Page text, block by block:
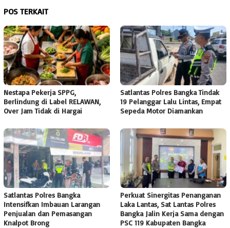
POS TERKAIT
Nestapa Pekerja SPPG,
Berlindung di Label RELAWAN,
Over Jam Tidak di Hargai
Satlantas Polres Bangka Tindak
19 Pelanggar Lalu Lintas, Empat
Sepeda Motor Diamankan
Satlantas Polres Bangka
Intensifkan Imbauan Larangan
Penjualan dan Pemasangan
Knalpot Brong
Perkuat Sinergitas Penanganan
Laka Lantas, Sat Lantas Polres
Bangka Jalin Kerja Sama dengan
PSC 119 Kabupaten Bangka